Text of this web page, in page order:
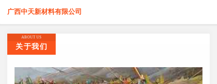
广西中天新材料有限公司
ABOUT US
关于我们